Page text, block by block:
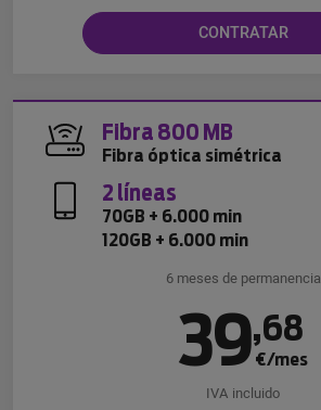
CONTRATAR
Fibra 800 MB
Fibra óptica simétrica
2 líneas
70GB + 6.000 min
120GB + 6.000 min
6 meses de permanencia
39,68
€/mes
IVA incluido